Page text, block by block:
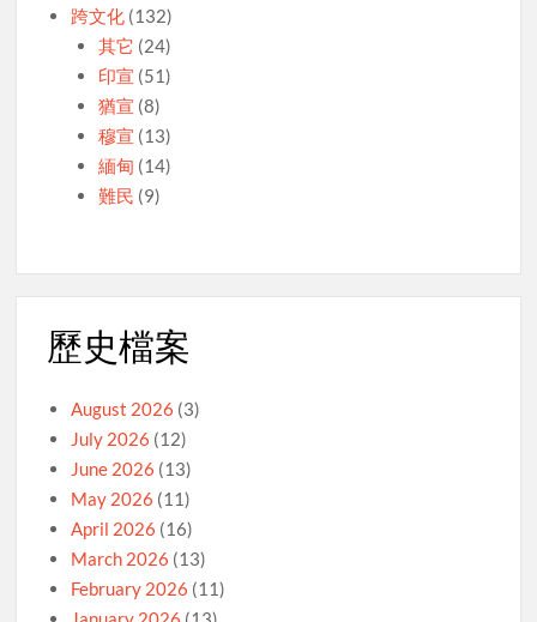
跨文化 (132)
其它 (24)
印宣 (51)
猶宣 (8)
穆宣 (13)
緬甸 (14)
難民 (9)
歷史檔案
August 2026 (3)
July 2026 (12)
June 2026 (13)
May 2026 (11)
April 2026 (16)
March 2026 (13)
February 2026 (11)